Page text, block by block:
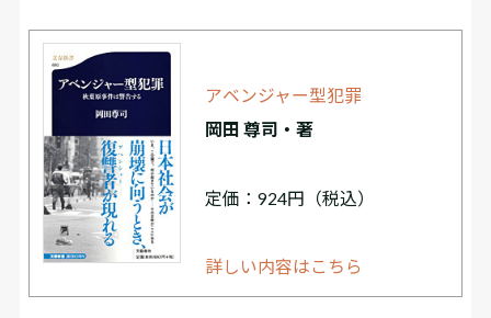
アベンジャー型犯罪
岡田 尊司・著
定価：924円（税込）
詳しい内容はこちら